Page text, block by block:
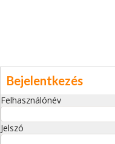
Bejelentkezés
Felhasználónév
Jelszó